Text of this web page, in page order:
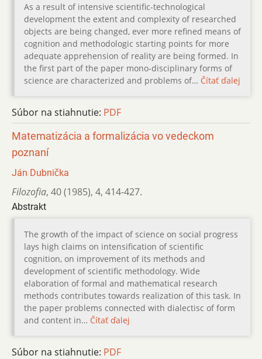
As a result of intensive scientific-technological
development the extent and complexity of researched
objects are being changed, ever more refined means of
cognition and methodologic starting points for more
adequate apprehension of reality are being formed. In
the first part of the paper mono-disciplinary forms of
science are characterized and problems of… Čítať ďalej
Súbor na stiahnutie: PDF
Matematizácia a formalizácia vo vedeckom
poznaní
Ján Dubnička
Filozofia, 40 (1985), 4, 414-427.
Abstrakt
The growth of the impact of science on social progress
lays high claims on intensification of scientific
cognition, on improvement of its methods and
development of scientific methodology. Wide
elaboration of formal and mathematical research
methods contributes towards realization of this task. In
the paper problems connected with dialectisc of form
and content in… Čítať ďalej
Súbor na stiahnutie: PDF